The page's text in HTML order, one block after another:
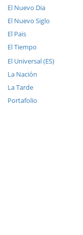
El Nuevo Dia
El Nuevo Siglo
El Pais
El Tiempo
El Universal (ES)
La Nación
La Tarde
Portafolio